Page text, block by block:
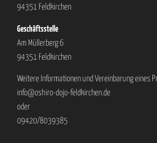
94351 Feldkirchen
Geschäftsstelle
Am Müllerberg 6
94351 Feldkirchen
Weitere Informationen und Vereinbarung eines
info@oshiro-dojo-feldkirchen.de
oder
09420/8039385